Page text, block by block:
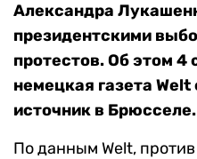
Александра
президентскими
протестов. Об этом 4
немецкая газета
источник в Брюсселе.
По данным Welt,